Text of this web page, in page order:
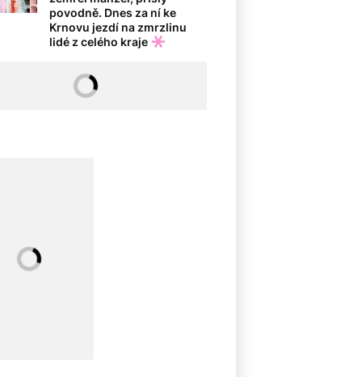
povodně. Dnes za ní ke
Krnovu jezdí na zmrzlinu
lidé z celého kraje